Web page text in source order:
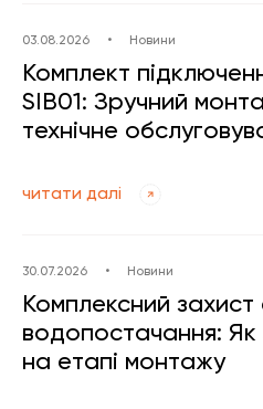
03.08.2026 • Новини
Комплект
SIB01: Зручний
технічне
читати далі
30.07.2026 • Новини
Комплексний захист
водопостачання: Як
на етапі монтажу